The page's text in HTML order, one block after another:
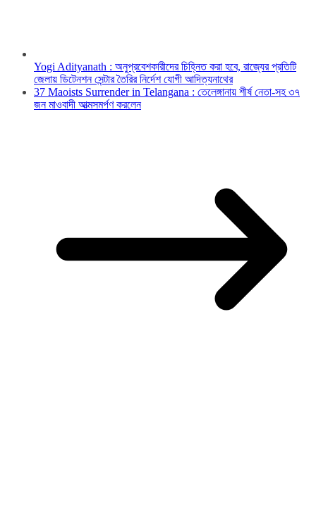
Yogi Adityanath : অনুপ্রবেশকারীদের চিহ্নিত করা হবে, রাজ্যের প্রতিটি
জেলায় ডিটেনশন সেন্টার তৈরির নির্দেশ যোগী আদিত্যনাথের
37 Maoists Surrender in Telangana : তেলেঙ্গানায় শীর্ষ নেতা-সহ ৩৭
জন মাওবাদী আত্মসমর্পণ করলেন